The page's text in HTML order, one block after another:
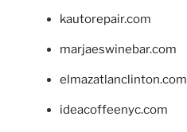
kautorepair.com
marjaeswinebar.com
elmazatlanclinton.com
ideacoffeenyc.com